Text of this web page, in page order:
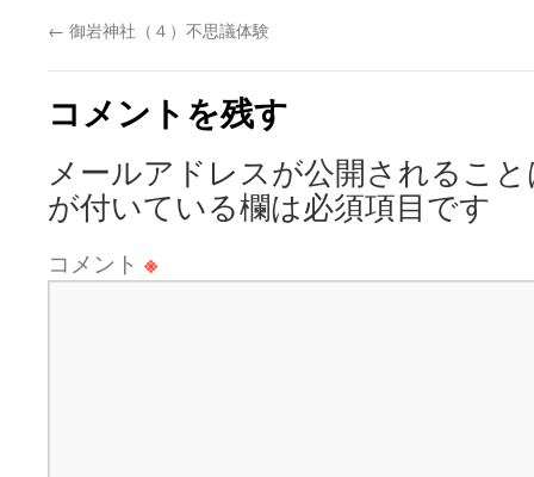
← 御岩神社（４）不思議体験
コメントを残す
メールアドレスが公開されるこ
が付いている欄は必須項目です
コメント ※